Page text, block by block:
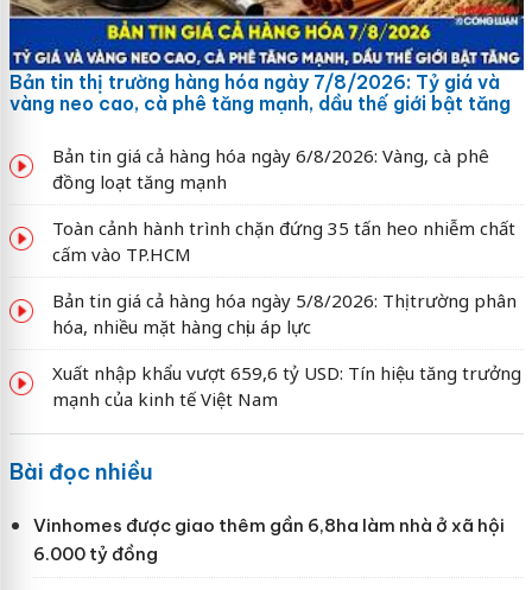
Bản tin thị trường hàng hóa ngày 7/8/2026: Tỷ giá và
vàng neo cao, cà phê tăng mạnh, dầu thế giới bật tăng
Bản tin giá cả hàng hóa ngày 6/8/2026: Vàng, cà phê
đồng loạt tăng mạnh
Toàn cảnh hành trình chặn đứng 35 tấn heo nhiễm chất
cấm vào TP.HCM
Bản tin giá cả hàng hóa ngày 5/8/2026: Thị trường phân
hóa, nhiều mặt hàng chịu áp lực
Xuất nhập khẩu vượt 659,6 tỷ USD: Tín hiệu tăng trưởng
mạnh của kinh tế Việt Nam
Bài đọc nhiều
Vinhomes được giao thêm gần 6,8ha làm nhà ở xã hội
6.000 tỷ đồng